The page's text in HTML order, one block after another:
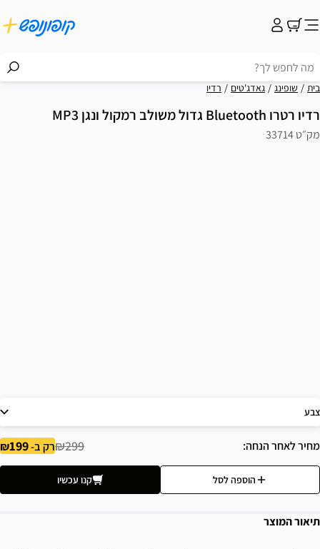
בית שופינג גאדג'טים רדיו
רדיו רטרו Bluetooth גדול משולב רמקול ונגן MP3
מק״ט 33714
צבע
מחיר לאחר הנחה ₪299רק ב-199
הוספה לסל קנו עכשיו
תיאור המוצר